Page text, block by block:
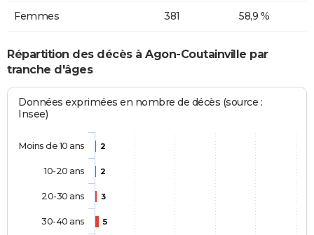
Femmes 381 58,9 %
Répartition des décès à Agon-Coutainville par
tranche d'âges
Données exprimées en nombre de décès (source :
Insee)
2
2
3
5
Moins de 10 ans
10-20 ans
20-30 ans
30-40 ans